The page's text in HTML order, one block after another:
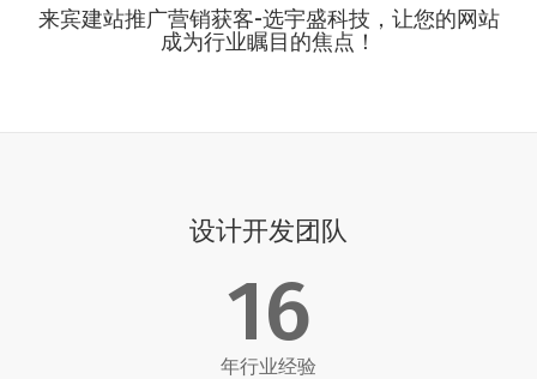
来宾建站推广营销获客-选宇盛科技，让您的网站
成为行业瞩目的焦点！
设计开发团队
16
年行业经验